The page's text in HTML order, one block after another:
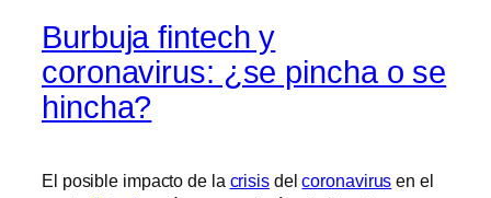
Burbuja fintech y
coronavirus: ¿se pincha o se
hincha?
El posible impacto de la crisisdelcoronavirus en el